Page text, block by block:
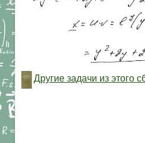
Другие задачи из этого